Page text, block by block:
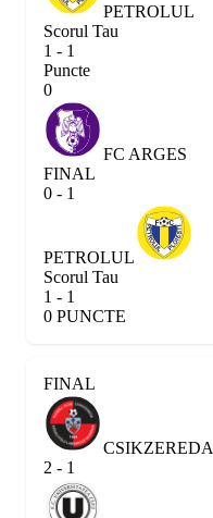
PETROLUL
Scorul Tau
1 - 1
Puncte
0
FC ARGES
FINAL
0 - 1
PETROLUL
Scorul Tau
1 - 1
0 PUNCTE
FINAL
CSIKZEREDA
2 - 1